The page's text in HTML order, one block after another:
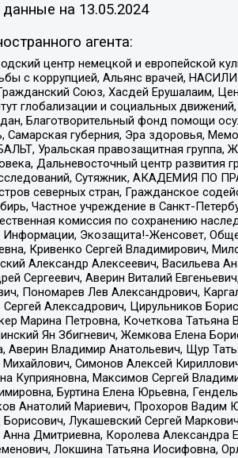
данные на 13.05.2024
агента:
центр немецкой и европейской
с коррупцией, Альянс врачей,
Союз, Хасдей Ерушалаим,
глобализации и социальных
Благотворительный фонд помощи
Самарская губерния, Эра здоровья,
Уральская правозащитная группа,
Дальневосточный центр развития
Сутяжник, АКАДЕМИЯ ПО
северных стран, Гражданское
Частное учреждение в Санкт-
комиссия по сохранению
Экозащита!-Женсовет,
Кривенко Сергей Владимирович,
Александр Алексеевич, Васильева
Сергеевич, Аверин Виталий
Пономарев Лев Александрович,
Алексадрович, Цирульников
Марина Петровна, Кочеткова Татьяна
Ян Збигневич, Жемкова Елена
Аверин Владимир Анатольевич, Щур
Симонов Алексей
Куприяновна, Максимов Сергей
Буртина Елена Юрьевна,
Анатолий Мариевич, Прохоров Вадим
Лукашевский Сергей
Дмитриевна, Королева Александра
Локшина Татьяна Иосифовна,